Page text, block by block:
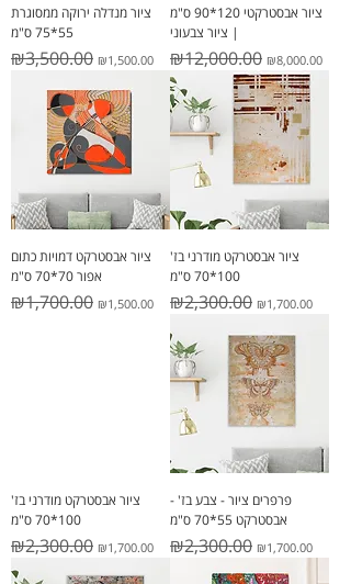
ציור מנדלה ירוקה ממסוגרת
55*75 ס"מ
Regular Price
₪3,500.00 Sale Price
₪1,500.00
ציור אבסטרקטי 120*90 ס"מ
| ציור צבעוני
Regular Price
₪12,000.00 Sale Price
₪8,000.00
ציור אבסטרקט דמויות כתום
אפור 70*70 ס"מ
Regular Price
₪1,700.00 Sale Price
₪1,500.00
ציור אבסטרקט מודרני בז'
100*70 ס"מ
Regular Price
₪2,300.00 Sale Price
₪1,700.00
ציור אבסטרקט מודרני בז'
100*70 ס"מ
Regular Price
₪2,300.00 Sale Price
₪1,700.00
פרפרים ציור - צבע בז' -
אבסטרקט 55*70 ס"מ
Regular Price
₪2,300.00 Sale Price
₪1,700.00